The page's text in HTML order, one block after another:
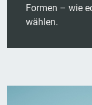
Formen – wie
wählen.